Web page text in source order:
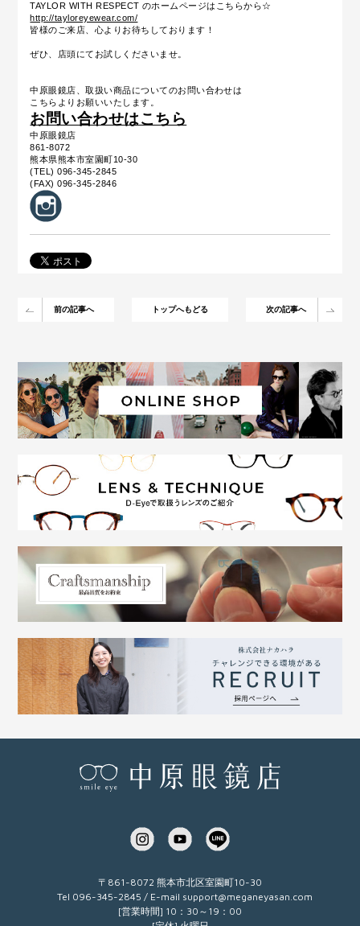
TAYLOR WITH RESPECT のホームページはこちらから☆
http://tayloreyewear.com/
皆様のご来店、心よりお待ちしております！
ぜひ、店頭にてお試しくださいませ。
中原眼鏡店、取扱い商品についてのお問い合わせは
こちらよりお願いいたします。
お問い合わせはこちら
中原眼鏡店
861-8072
熊本県熊本市室園町10-30
(TEL) 096-345-2845
(FAX) 096-345-2846
前の記事へ トップへもどる 次の記事へ
〒861-8072 熊本市北区室園町10-30
Tel 096-345-2845 / E-mail support@meganeyasan.com
[営業時間] 10：30～19：00